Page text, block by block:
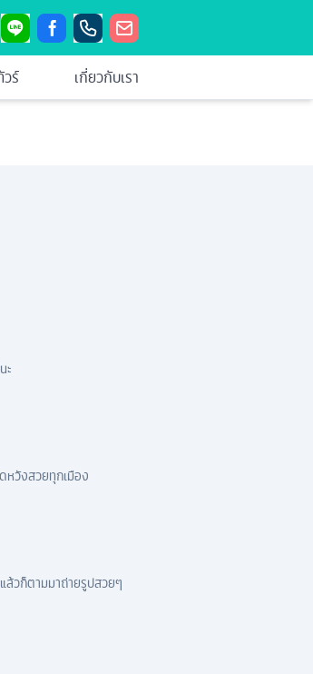
ร์ เกี่ยวกับเรา
ะ
หวังสวยทุกเมือง
ล้วก็ตามมาถ่ายรูปสวยๆ